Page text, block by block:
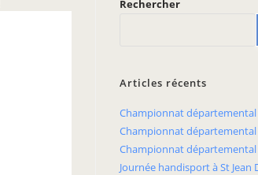
Rechercher
Articles récents
Championnat
Championnat départemental
Championnat départemental
Journée handisport à St Jean